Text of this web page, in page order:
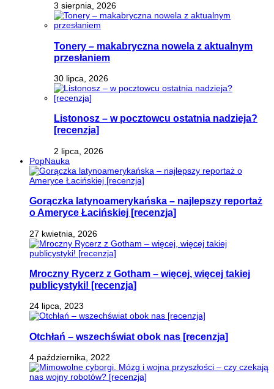
3 sierpnia, 2026
Tonery – makabryczna nowela z aktualnym
przesłaniem
30 lipca, 2026
Listonosz – w pocztowcu ostatnia nadzieja?
[recenzja]
2 lipca, 2026
PopNauka
Gorączka latynoamerykańska – najlepszy reportaż
o Ameryce Łacińskiej [recenzja]
27 kwietnia, 2026
Mroczny Rycerz z Gotham – więcej, więcej takiej
publicystyki! [recenzja]
24 lipca, 2023
Otchłań – wszechświat obok nas [recenzja]
4 października, 2022